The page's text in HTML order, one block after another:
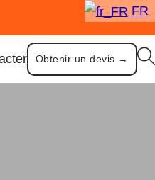
FR
Obtenir un devis →